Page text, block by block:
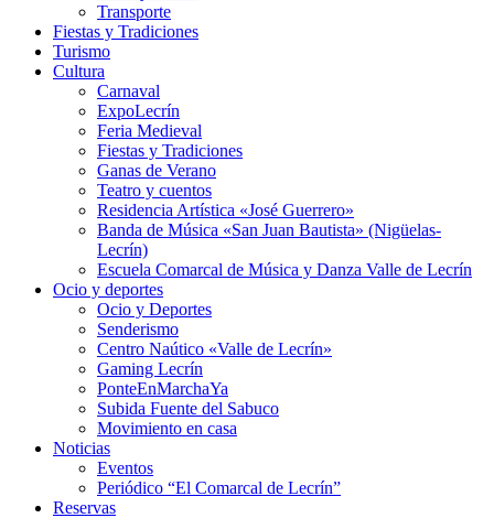
Transporte
Fiestas y Tradiciones
Turismo
Cultura
Carnaval
ExpoLecrín
Feria Medieval
Fiestas y Tradiciones
Ganas de Verano
Teatro y cuentos
Residencia Artística «José Guerrero»
Banda de Música «San Juan Bautista» (Nigüelas-
Lecrín)
Escuela Comarcal de Música y Danza Valle de Lecrín
Ocio y deportes
Ocio y Deportes
Senderismo
Centro Naútico «Valle de Lecrín»
Gaming Lecrín
PonteEnMarchaYa
Subida Fuente del Sabuco
Movimiento en casa
Noticias
Eventos
Periódico “El Comarcal de Lecrín”
Reservas